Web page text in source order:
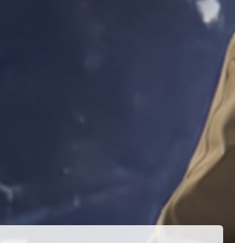
3.KADEME ANTRENÖRLÜK KURSU